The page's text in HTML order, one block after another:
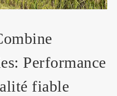
Performance
fiable